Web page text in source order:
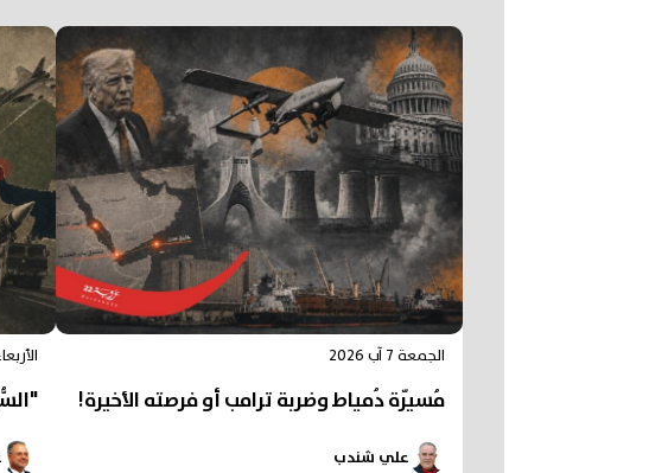
الجمعة 7 آب 2026
مُسيّرة دُمياط وضربة ترامب أو فرصته الأخيرة!
علي شندب
الأربعاء 5 آب